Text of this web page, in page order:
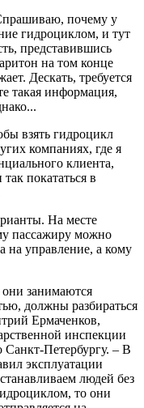
почему у
гидроциклом, и тут
представившись
на том конце
Дескать, требуется
такая информация,
взять гидроцикл
компаниях, где я
клиента,
покататься в
На месте
пассажиру можно
на управление, а кому
занимаются
должны разбираться
Ермаченков,
инспекции
Петербургу. – В
эксплуатации
людей без
то они